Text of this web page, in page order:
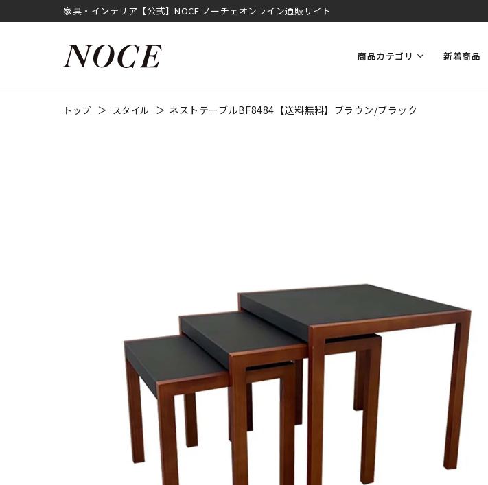
家具・インテリア【公式】NOCE ノーチェオンライン通販サイト
商品カテゴリ 新着商品
トップ スタイル ネストテーブルBF8484【送料無料】ブラウン/ブラック